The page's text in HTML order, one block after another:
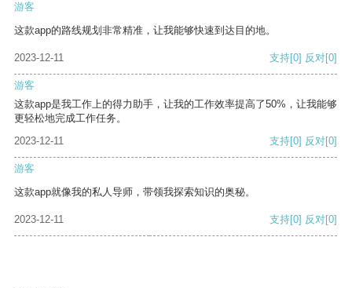
游客
这款app的路线规划非常精准，让我能够快速到达目的地。
2023-12-11 支持[0] 反对[0]
游客
这款app是我工作上的得力助手，让我的工作效率提高了50%，让我能够
更轻松地完成工作任务。
2023-12-11
支持[0] 反对[0]
游客
这款app就像我的私人导师，带领我探索知识的奥秘。
2023-12-11 支持[0] 反对[0]